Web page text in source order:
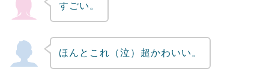
すごい。
ほんとこれ（泣）超かわいい。